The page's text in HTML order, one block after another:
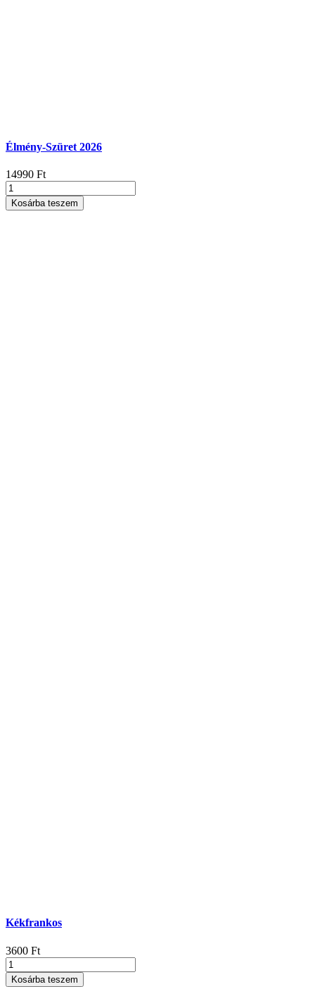
Élmény-Szüret 2026
14990 Ft
Élmény-
Szüret
2026
Kosárba teszem
Kékfrankos
3600 Ft
Kékfrankos
mennyiség
Kosárba teszem